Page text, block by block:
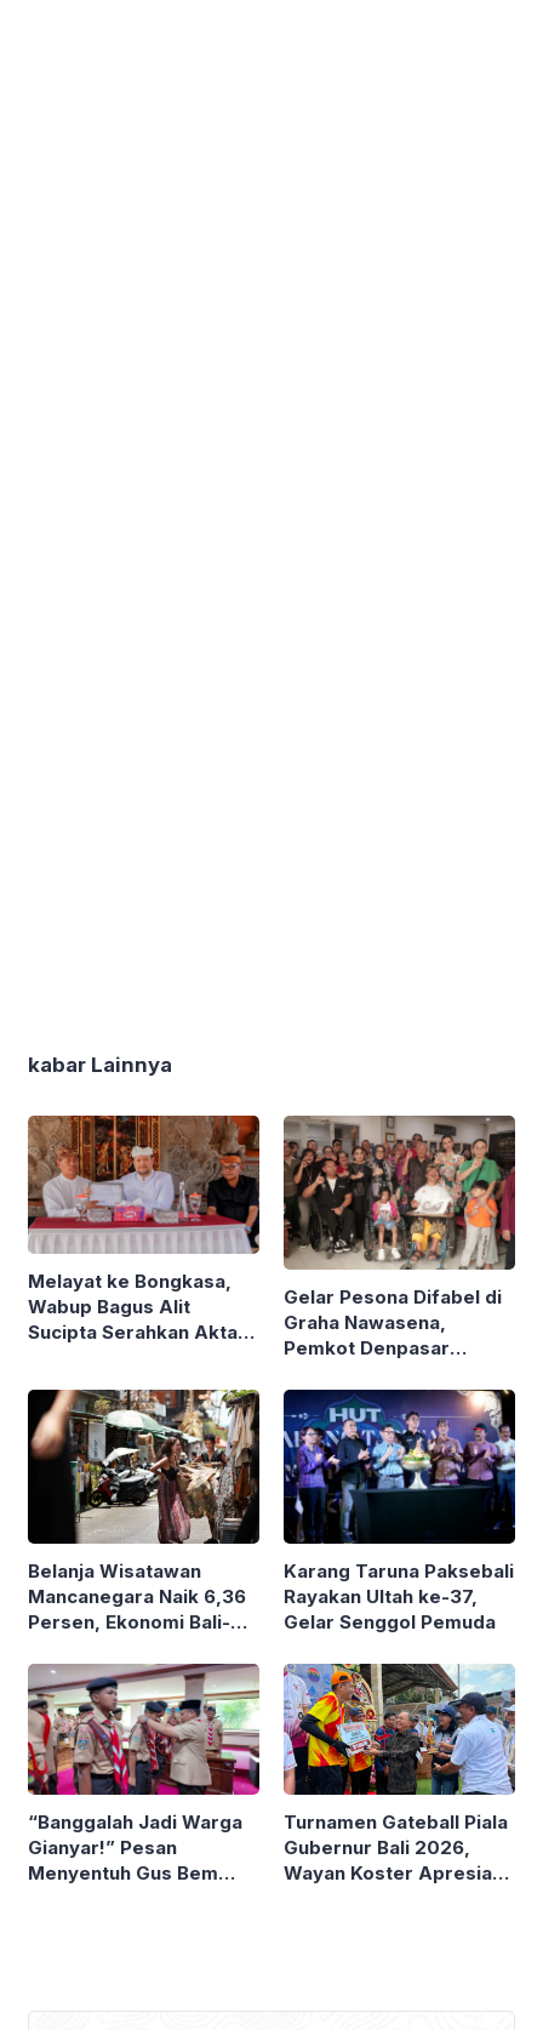
kabar Lainnya
Melayat ke Bongkasa,
Wabup Bagus Alit
Sucipta Serahkan Akta
Gelar Pesona Difabel di
Graha Nawasena,
Pemkot Denpasar
dan Penyintas
Skizofrenia
Belanja Wisatawan
Mancanegara Naik 6,36
Persen, Ekonomi Bali-
Persen
Karang Taruna Paksebali
Rayakan Ultah ke-37,
Gelar Senggol Pemuda
“Banggalah Jadi Warga
Gianyar!” Pesan
Menyentuh Gus Bem
Turnamen Gateball Piala
Gubernur Bali 2026,
Wayan Koster Apresiasi